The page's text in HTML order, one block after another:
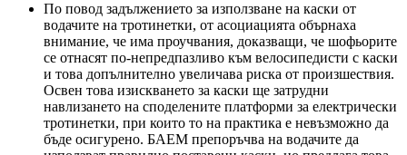
По повод задължението за използване на каски от
водачите на тротинетки, от асоциацията обърнаха
внимание, че има проучвания, доказващи, че шофьорите
се отнасят по-непредпазливо към велосипедисти с каски
и това допълнително увеличава риска от произшествия.
Освен това изискването за каски ще затрудни
навлизането на споделените платформи за електрически
тротинетки, при които то на практика е невъзможно да
бъде осигурено. БАЕМ препоръчва на водачите да